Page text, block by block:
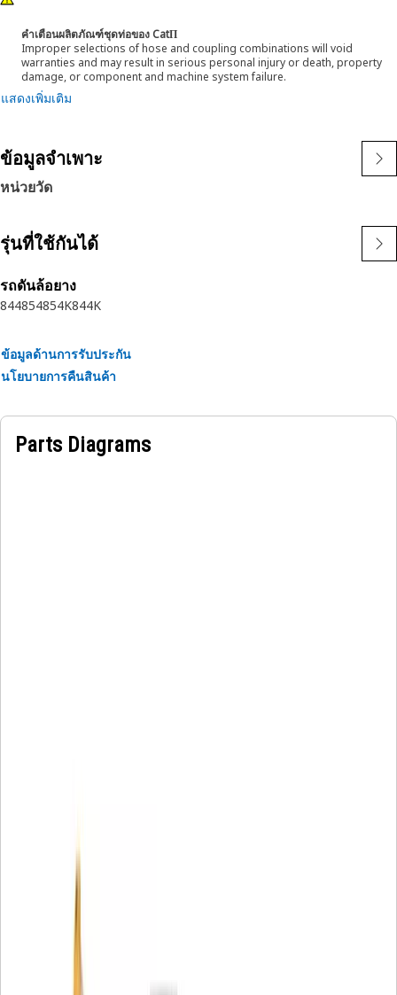
คำเตือนผลิตภัณฑ์ชุดท่อของ CatΠ
Improper selections of hose and coupling combinations will void
warranties and may result in serious personal injury or death, property
damage, or component and machine system failure.
แสดงเพิ่มเติม
ข้อมูลจำเพาะ
หน่วยวัด
รุ่นที่ใช้กันได้
รถดันล้อยาง
844854854K844K
ข้อมูลด้านการรับประกัน
นโยบายการคืนสินค้า
Parts Diagrams